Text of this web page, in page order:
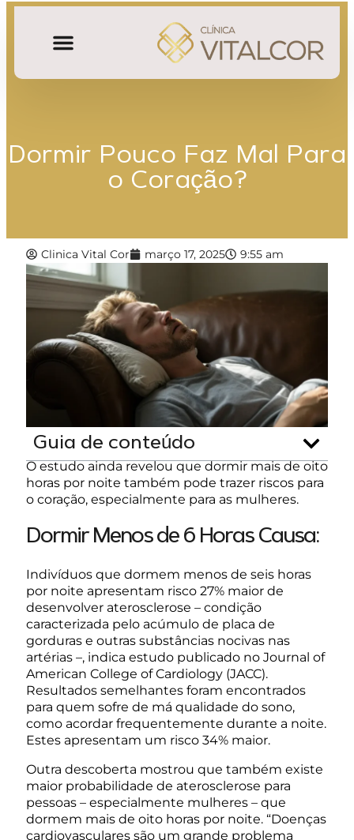
Dormir Pouco Faz Mal Para
o Coração?
Clinica Vital Cor março 17, 2025 9:55 am
Guia de conteúdo
O estudo ainda revelou que dormir mais de oito
horas por noite também pode trazer riscos para
o coração, especialmente para as mulheres.
Dormir Menos de 6 Horas Causa:
Indivíduos que dormem menos de seis horas
por noite apresentam risco 27% maior de
desenvolver aterosclerose – condição
caracterizada pelo acúmulo de placa de
gorduras e outras substâncias nocivas nas
artérias –, indica estudo publicado no Journal of
American College of Cardiology (JACC).
Resultados semelhantes foram encontrados
para quem sofre de má qualidade do sono,
como acordar frequentemente durante a noite.
Estes apresentam um risco 34% maior.
Outra descoberta mostrou que também existe
maior probabilidade de aterosclerose para
pessoas – especialmente mulheres – que
dormem mais de oito horas por noite. “Doenças
cardiovasculares são um grande problema